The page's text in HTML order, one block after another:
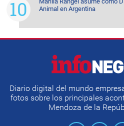
Animal en Argentina
Diario digital del mundo
fotos sobre los principales
Mendoza de la